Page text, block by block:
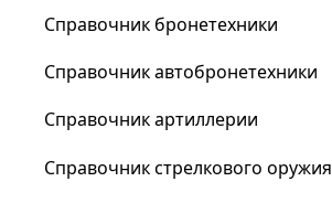
Справочник бронетехники
Справочник автобронетехники
Справочник артиллерии
Справочник стрелкового оружия